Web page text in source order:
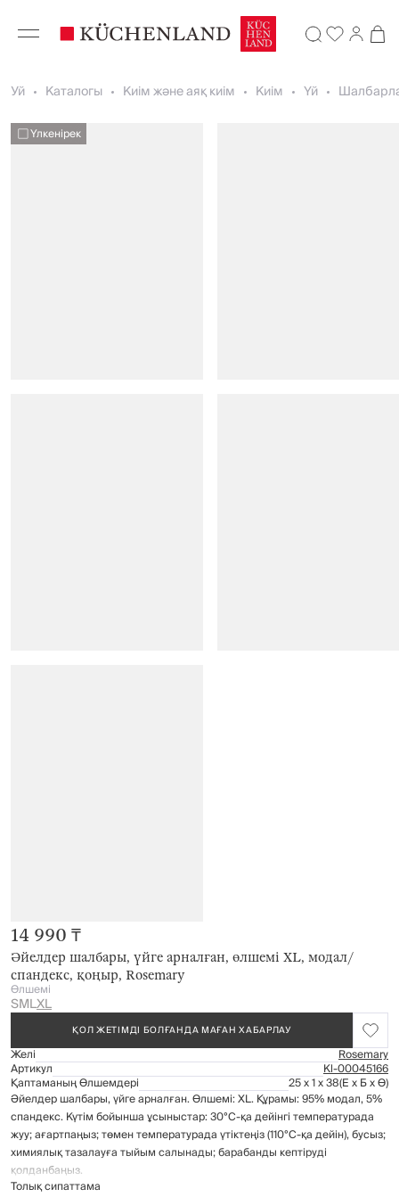
Уй Каталогы Киім және аяқ киім Киім Үй
Үлкенірек
Әйелдер шалбары, үйге арналған, өлшемі XL, модал/
спандекс, қоңыр, Rosemary
14 990 ₸
Өлшемі
SMLXL
ҚОЛ ЖЕТІМДІ БОЛҒАНДА МАҒАН ХАБАРЛАУ
Желі Rosemary
Артикул Kl-00045166
Қаптаманың Өлшемдері 25 x 1 x 38(Е x Б x Ө)
Әйелдер шалбары, үйге арналған. Өлшемі: XL. Құрамы: 95% модал, 5%
спандекс. Күтім бойынша ұсыныстар: 30°C-қа дейінгі температурада
жуу; ағартпаңыз; төмен температурада үтіктеңіз (110°C-қа дейін), бусыз;
химиялық тазалауға тыйым салынады; барабанды кептіруді
қолданбаңыз.
Толық сипаттама